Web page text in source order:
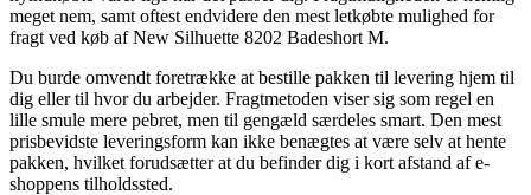
meget nem, samt oftest endvidere den mest letkøbte mulighed for
fragt ved køb af New Silhuette 8202 Badeshort M.
Du burde omvendt foretrække at bestille pakken til levering hjem til
dig eller til hvor du arbejder. Fragtmetoden viser sig som regel en
lille smule mere pebret, men til gengæld særdeles smart. Den mest
prisbevidste leveringsform kan ikke benægtes at være selv at hente
pakken, hvilket forudsætter at du befinder dig i kort afstand af e-
shoppens tilholdssted.